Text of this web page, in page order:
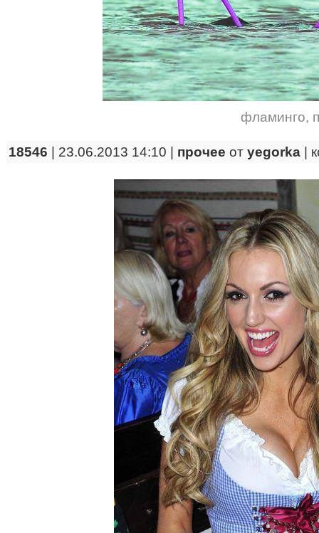
фламинго,
18546 | 23.06.2013 14:10 | прочее от yegorka